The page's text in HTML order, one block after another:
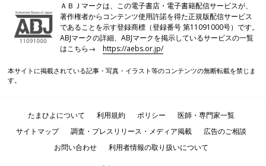
ＡＢＪマークは、この電子書店・電子書籍配信サービスが、
著作権者からコンテンツ使用許諾を得た正規版配信サービス
であることを示す登録商標（登録番号 第11091000号）です。
ABJマークの詳細、ABJマークを掲示しているサービスの一覧
はこちら→https://aebs.or.jp/
本サイトに掲載されている記事・写真・イラスト等のコンテンツの無断転載を禁じま
す。
たまひよについて 利用規約 ポリシー
医師・専門家一覧
サイトマップ
調査・プレスリリース・メディア掲載
広告のご相談
お問い合わせ
利用者情報の取り扱いについて